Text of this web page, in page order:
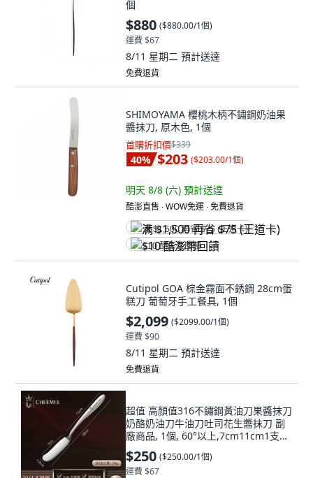
個
$880 ($880.00/1個)
運費 $67
8/11 星期二 預計送達
免費退貨
SHIMOYAMA 櫻桃木柄不鏽鋼奶油果
醬抹刀, 原木色, 1個
首購折扣價$339
40% $203 ($203.00/1個)
明天 8/8 (六) 預計送達
酷澎直售 ∙ WOW免運 ∙ 免費退貨
满 $1,500 再省 $75 (王道卡)
$10 酷澎幣回饋
Cutipol GOA 棕金霧面不銹鋼 28cm蛋
糕刀 葡萄牙手工餐具, 1個
$2,099 ($2099.00/1個)
運費 $90
8/11 星期二 預計送達
免費退貨
超值 高顏值316不鏽鋼黃油刀果醬抹刀
奶酪奶油刀牛油刀吐司花生醬抹刀 副
廠商品, 1個, 60°以上,7cm11cm1支高
檔316奶油刀
$250 ($250.00/1個)
運費 $67